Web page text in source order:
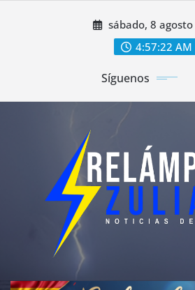
sábado, 8
4:57:24 AM
Síguenos